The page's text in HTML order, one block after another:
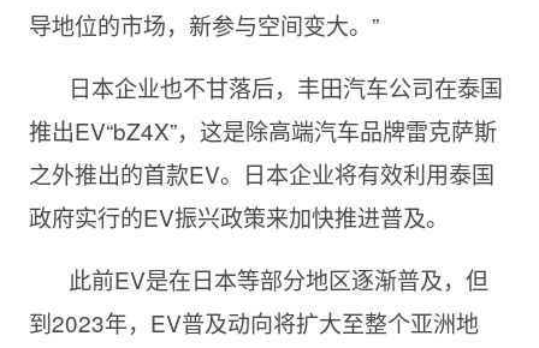
导地位的市场，新参与空间变大。”
日本企业也不甘落后，丰田汽车公司在泰国
推出EV“bZ4X”，这是除高端汽车品牌雷克萨斯
之外推出的首款EV。日本企业将有效利用泰国
政府实行的EV振兴政策来加快推进普及。
此前EV是在日本等部分地区逐渐普及，但
到2023年，EV普及动向将扩大至整个亚洲地